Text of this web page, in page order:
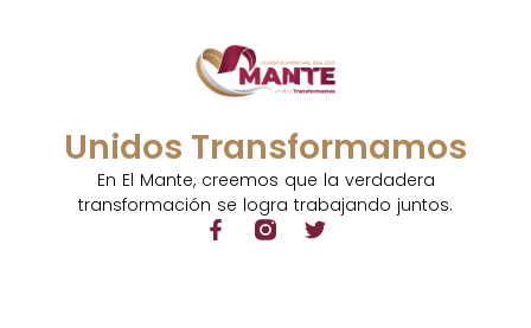
Unidos Transformamos
En El Mante, creemos que la verdadera
transformación se logra trabajando juntos.